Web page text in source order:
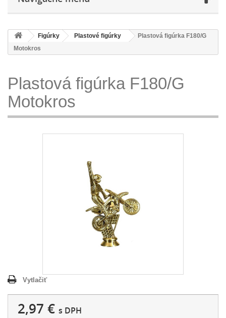
Figúrky Plastové figúrky
Plastová figúrka F180/G
Motokros
Plastová figúrka F180/G
Motokros
Vytlačiť
2,97 € s DPH